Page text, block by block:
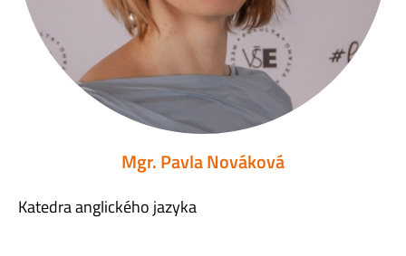
Mgr. Pavla Nováková
Katedra anglického jazyka